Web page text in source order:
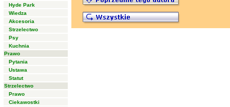
Hyde Park
Wiedza
Akcesoria
Strzelectwo
Psy
Kuchnia
Prawo
Pytania
Ustawa
Statut
Strzelectwo
Prawo
Ciekawostki